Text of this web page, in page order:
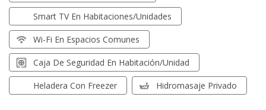
Smart TV En Habitaciones/unidades
Wi-Fi En Espacios Comunes
Caja De Seguridad En Habitación/unidad
Heladera Con Freezer Hidromasaje Privado